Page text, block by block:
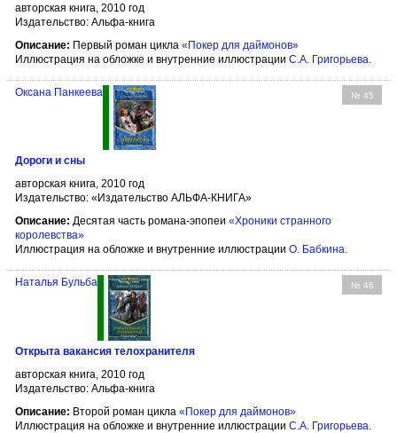
авторская книга, 2010 год
Издательство: Альфа-книга
Описание: Первый роман цикла «Покер для даймонов»
Иллюстрация на обложке и внутренние иллюстрации С.А. Григорьева
№ 45
Оксана Панкеева
Дороги и сны
авторская книга, 2010 год
Издательство: «Издательство АЛЬФА-КНИГА»
Описание: Десятая часть романа-эпопеи «Хроники странного
королевства»
Иллюстрация на обложке и внутренние иллюстрации О. Бабкина.
№ 46
Наталья Бульба
Открыта вакансия телохранителя
авторская книга, 2010 год
Издательство: Альфа-книга
Описание: Второй роман цикла «Покер для даймонов»
Иллюстрация на обложке и внутренние иллюстрации С.А. Григорьева